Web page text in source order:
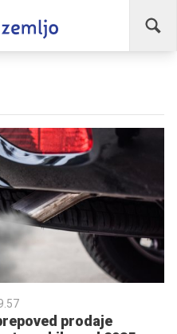
prodaje